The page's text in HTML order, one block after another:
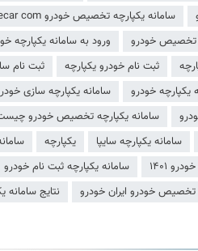
سامانه یکپارچه تخصیص خودرو rh iranecar com
تخصیص خودرو
ورود به سامانه یکپارچه
ثبت نام خودرو یکپارچه
ثبت نام
یکپارچه خودرو
سامانه یکپارچه سازی
سامانه یکپارچه تخصیص خودرو
سامانه یکپارچه سایپا یکپارچه
۱۴۰۱
سامانه یکپارچه ثبت نام خودرو
تخصیص خودرو ایران خودرو
نتایج